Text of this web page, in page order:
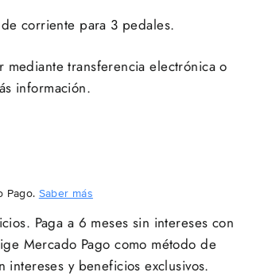
corriente para 3 pedales.
mediante transferencia electrónica o
información.
Pago. Saber más
Paga a 6 meses sin intereses con
Mercado Pago como método de
intereses y beneficios exclusivos.